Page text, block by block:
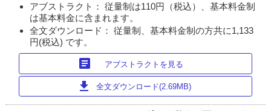
アブストラクト： 従量制は110円（税込）、基本料金制
は基本料金に含まれます。
全文ダウンロード： 従量制、基本料金制の方共に1,133
円(税込) です。
article アブストラクトを見る
download 全文ダウンロード(2.69MB)